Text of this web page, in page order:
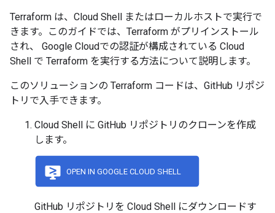
Terraform は、Cloud Shell またはローカルホストで実行で
きます。このガイドでは、Terraform がプリインストール
され、 Google Cloudでの認証が構成されている Cloud
Shell で Terraform を実行する方法について説明します。
このソリューションの Terraform コードは、GitHub リポジ
トリで入手できます。
Cloud Shell に GitHub リポジトリのクローンを作成
します。
GitHub リポジトリを Cloud Shell にダウンロードす